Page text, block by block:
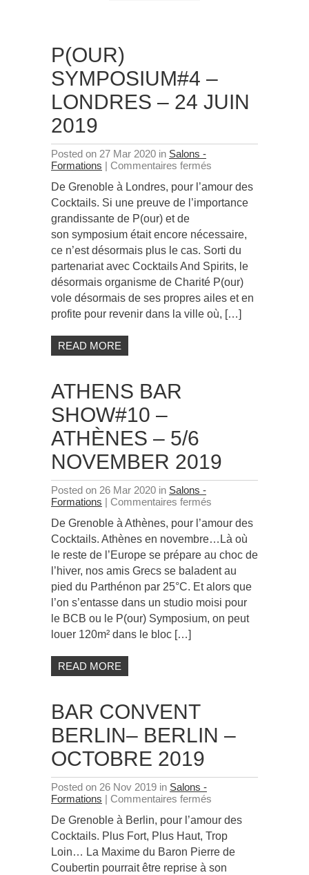
P(OUR)
SYMPOSIUM#4 –
LONDRES – 24 JUIN
2019
Posted on 27 Mar 2020 in Salons -
Formations | Commentaires fermés
Symposium#4
–
24
juin
De Grenoble à Londres, pour l’amour des
Cocktails. Si une preuve de l’importance
grandissante de P(our) et de
son symposium était encore nécessaire,
ce n’est désormais plus le cas. Sorti du
partenariat avec Cocktails And Spirits, le
désormais organisme de Charité P(our)
vole désormais de ses propres ailes et en
profite pour revenir dans la ville où, […]
READ MORE
ATHENS BAR
SHOW#10 –
ATHÈNES – 5/6
NOVEMBER 2019
Posted on 26 Mar 2020 in Salons -
Formations | Commentaires fermés
Bar
Show#10
Athènes
–
5/6
November
2019
De Grenoble à Athènes, pour l’amour des
Cocktails. Athènes en novembre…Là où
le reste de l’Europe se prépare au choc de
l’hiver, nos amis Grecs se baladent au
pied du Parthénon par 25°C. Et alors que
l’on s’entasse dans un studio moisi pour
le BCB ou le P(our) Symposium, on peut
louer 120m² dans le bloc […]
READ MORE
BAR CONVENT
BERLIN– BERLIN –
OCTOBRE 2019
Posted on 26 Nov 2019 in Salons -
Formations | Commentaires fermés
Convent
Berlin–
Berlin
–
Octobre
De Grenoble à Berlin, pour l’amour des
Cocktails. Plus Fort, Plus Haut, Trop
Loin… La Maxime du Baron Pierre de
Coubertin pourrait être reprise à son